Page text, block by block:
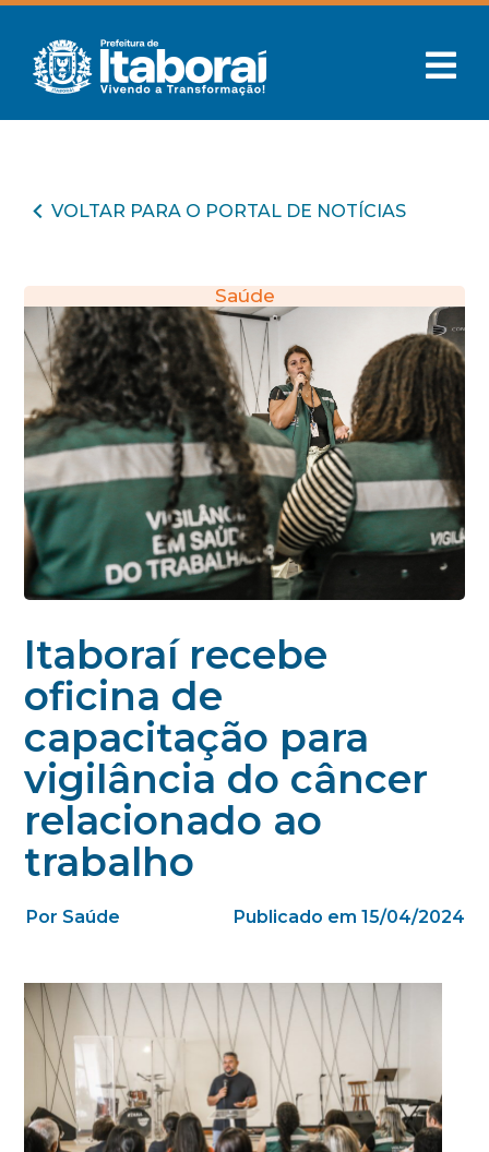
VOLTAR PARA O PORTAL DE NOTÍCIAS
Saúde
Itaboraí recebe
oficina de
capacitação para
vigilância do câncer
relacionado ao
trabalho
Por Saúde Publicado em 15/04/2024